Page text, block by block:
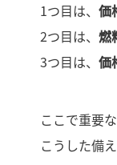
1つ目は、 価
2つ目は、 燃
3つ目は、 価
ここで重要
こうした備